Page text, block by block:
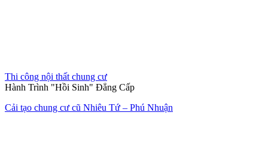
Thi công nội thất chung cư
Hành Trình "Hồi Sinh" Đẳng Cấp
Cải tạo chung cư cũ Nhiêu Tứ – Phú Nhuận